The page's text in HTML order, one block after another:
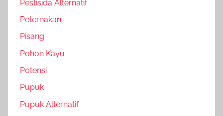
Pestisida Alternatif
Peternakan
Pisang
Pohon Kayu
Potensi
Pupuk
Pupuk Alternatif